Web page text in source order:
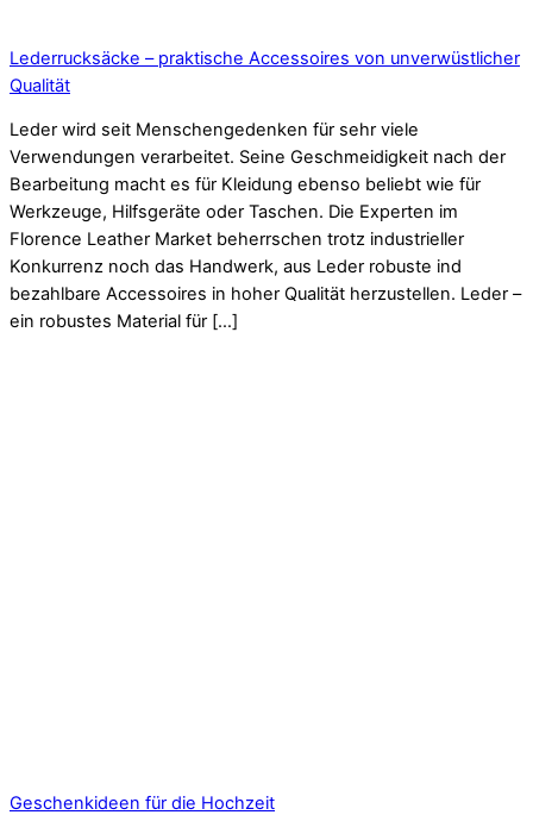
Lederrucksäcke – praktische Accessoires von unverwüstlicher
Qualität
Leder wird seit Menschengedenken für sehr viele
Verwendungen verarbeitet. Seine Geschmeidigkeit nach der
Bearbeitung macht es für Kleidung ebenso beliebt wie für
Werkzeuge, Hilfsgeräte oder Taschen. Die Experten im
Florence Leather Market beherrschen trotz industrieller
Konkurrenz noch das Handwerk, aus Leder robuste ind
bezahlbare Accessoires in hoher Qualität herzustellen. Leder –
ein robustes Material für […]
Geschenkideen für die Hochzeit